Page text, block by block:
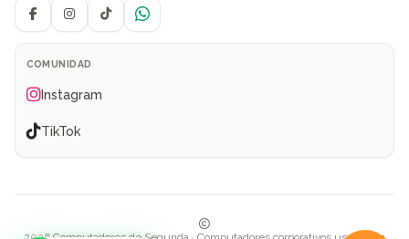
FacebookInstagramTikTokWhatsApp
COMUNIDAD
Instagram
TikTok